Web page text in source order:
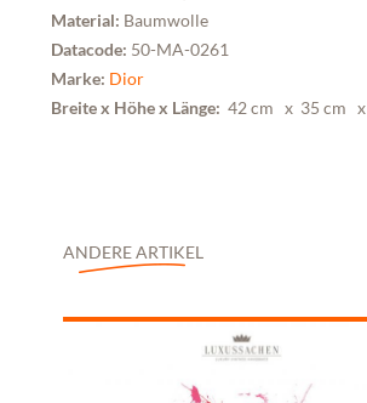
Material: Baumwolle
Datacode: 50-MA-0261
Marke: Dior
Breite x Höhe x Länge: 42 cm x 35 cm
ANDERE ARTIKEL